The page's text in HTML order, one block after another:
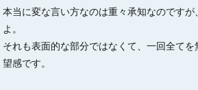
本当に変な言い方なのは重々承知なのです
よ。
それも表面的な部分ではなくて、一回全て
望感です。